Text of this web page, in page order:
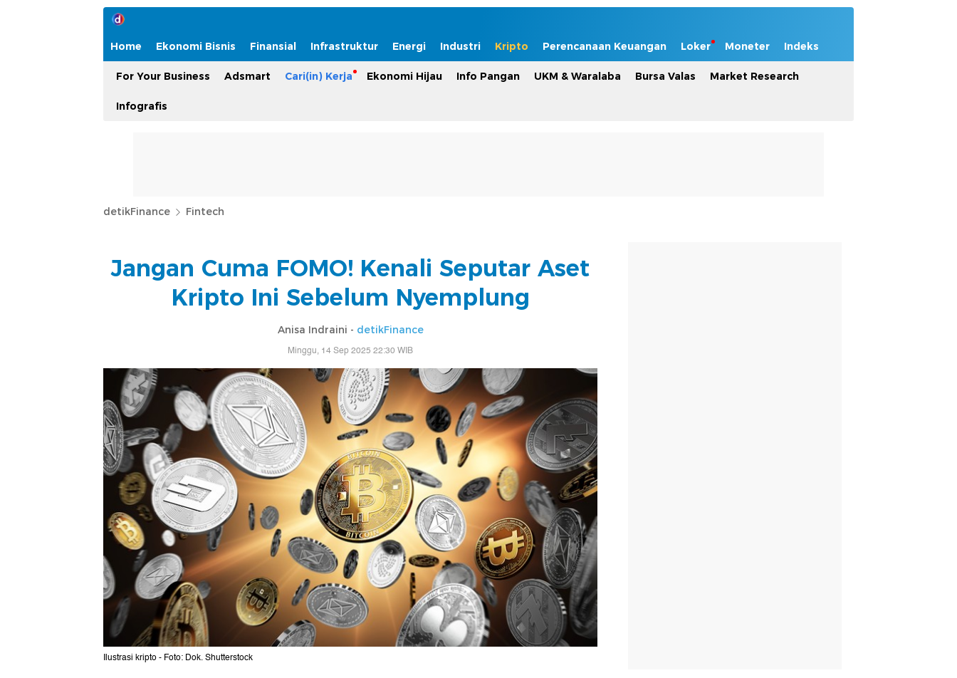
Home Ekonomi Bisnis Finansial Infrastruktur Energi Industri Kripto Perencanaan Keuangan Loker Moneter Indeks
For Your Business Adsmart Cari(in) Kerja Ekonomi Hijau Info Pangan UKM & Waralaba Bursa Valas Market Research
Infografis
detikFinance Fintech
Jangan Cuma FOMO! Kenali Seputar Aset
Kripto Ini Sebelum Nyemplung
Anisa Indraini - detikFinance
Minggu, 14 Sep 2025 22:30 WIB
Ilustrasi kripto - Foto: Dok. Shutterstock